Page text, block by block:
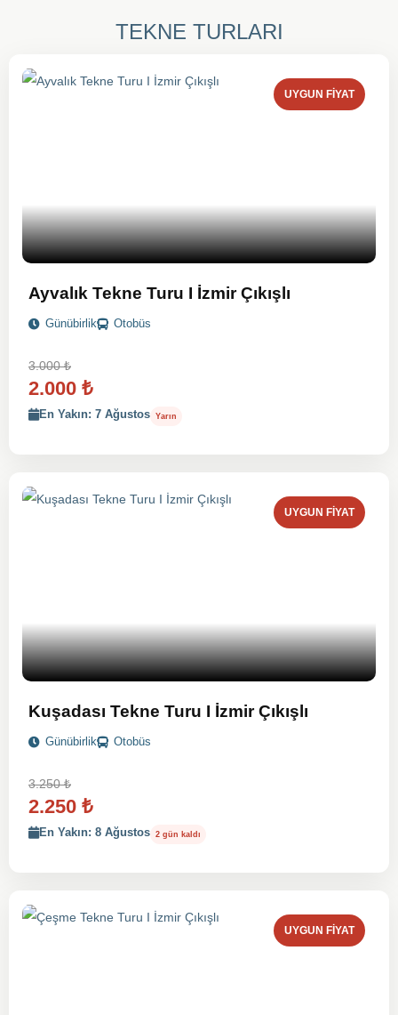
TEKNE TURLARI
UYGUN FIYAT
Ayvalık Tekne Turu I İzmir Çıkışlı
Günübirlik Otobüs
3.000₺
2.000 ₺
En Yakın: 7 Ağustos Yarın
UYGUN FIYAT
Kuşadası Tekne Turu I İzmir Çıkışlı
Günübirlik Otobüs
3.250₺
2.250 ₺
En Yakın: 8 Ağustos 2 gün kaldı
UYGUN FIYAT